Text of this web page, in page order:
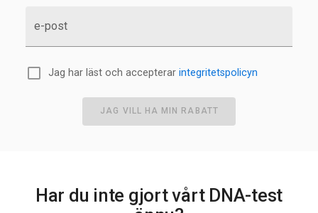
e-post
Jag har läst och accepterar integritetspolicyn
JAG VILL HA MIN RABATT
Har du inte gjort vårt DNA-test